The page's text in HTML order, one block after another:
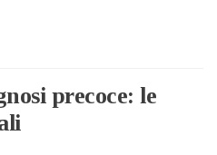
precoce: le